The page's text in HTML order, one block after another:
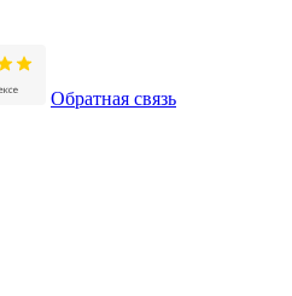
Обратная связь